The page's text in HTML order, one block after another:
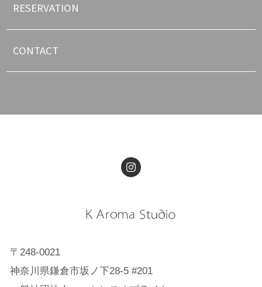
RESERVATION
CONTACT
〒248-0021
神奈川県鎌倉市坂ノ下28-5 #201